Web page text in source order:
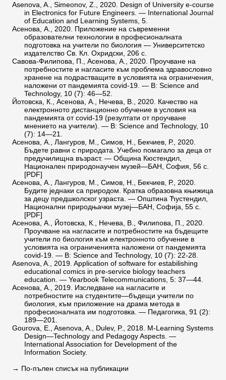
Asenova, A., Simeonov, Z., 2020. Design of University e-course
in Electronics for Future Engineers. — International Journal
of Education and Learning Systems, 5.
Асенова, А., 2020. Приложение на съвременни
образователни технологии в професионалната
подготовка на учители по биология — Университетско
издателство Св. Кл. Охридски, 206 с.
Савова-Филипова, П., Асенова, А., 2020. Проучване на
потребностите и нагласите към проблема здравословно
хранене на подрастващите в условията на ограничения,
наложени от пандемията covid-19. — В: Science and
Technology, 10 (7): 46—52.
Йотовска, К., Асенова, А., Нечева, В., 2020. Качество на
електронното дистанционно обучение в условия на
пандемията от covid-19 (резултати от проучване
мнението на учители). — В: Science and Technology, 10
(7): 14—21.
Асенова, А., Лангуров, М., Симов, Н., Бекчиев, Р., 2020.
Бъдете равни с природата. Учебно помагало за деца от
предучилищна възраст. — Община Кюстендил,
Национален природонаучен музей—БАН, София, 56 с.
[PDF]
Асенова, А., Лангуров, М., Симов, Н., Бекчиев, Р., 2020.
Будите једнаки са природом. Кратка образовна књижица
за децу предшколског узраста. — Општина Ћустендил,
Национални природњачки музеј—БАН, Софија, 55 с.
[PDF]
Асенова, А., Йотовска, К., Нечева, В., Филипова, П., 2020.
Проучване на нагласите и потребностите на бъдещите
учители по биология към електронното обучение в
условията на ограниченията наложени от пандемията
covid-19. — В: Science and Technology, 10 (7): 22-28.
Asenova, A., 2019. Application of software for estabilishing
educational comics in pre-service biology teachers
education. — Yearbook Telecommunications, 5: 37—44.
Асенова, А., 2019. Изследване на нагласите и
потребностите на студентите—бъдещи учители по
биология, към приложение на драма метода в
професионалната им подготовка. — Педагогика, 91 (2):
189—201.
Gourova, E., Asenova, A., Dulev, P., 2018. M-Learning Systems
Design—Technology and Pedagogy Aspects. —
International Association for Development of the
Information Society.
→ По-пълен списък на публикации